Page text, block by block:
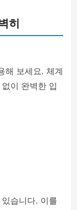
히
해 보세요. 체계
이 완벽한 입
습니다. 이를